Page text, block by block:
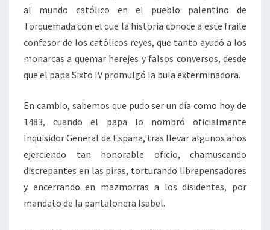
al mundo católico en el pueblo palentino de
Torquemada con el que la historia conoce a este fraile
confesor de los católicos reyes, que tanto ayudó a los
monarcas a quemar herejes y falsos conversos, desde
que el papa Sixto IV promulgó la bula exterminadora.
En cambio, sabemos que pudo ser un día como hoy de
1483, cuando el papa lo nombró oficialmente
Inquisidor General de España, tras llevar algunos años
ejerciendo tan honorable oficio, chamuscando
discrepantes en las piras, torturando librepensadores
y encerrando en mazmorras a los disidentes, por
mandato de la pantalonera Isabel.